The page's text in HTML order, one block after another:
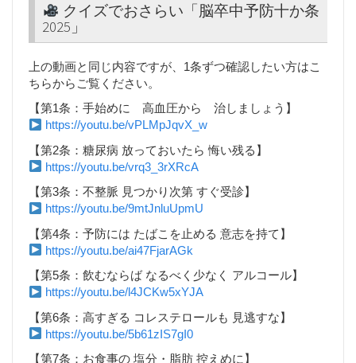
クイズでおさらい「脳卒中予防十か条
2025」
上の動画と同じ内容ですが、1条ずつ確認したい方はこ
ちらからご覧ください。
【第1条：手始めに 高血圧から 治しましょう】
https://youtu.be/vPLMpJqvX_w
【第2条：糖尿病 放っておいたら 悔い残る】
https://youtu.be/vrq3_3rXRcA
【第3条：不整脈 見つかり次第 すぐ受診】
https://youtu.be/9mtJnluUpmU
【第4条：予防には たばこを止める 意志を持て】
https://youtu.be/ai47FjarAGk
【第5条：飲むならば なるべく少なく アルコール】
https://youtu.be/l4JCKw5xYJA
【第6条：高すぎる コレステロールも 見逃すな】
https://youtu.be/5b61zIS7gI0
【第7条：お食事の 塩分・脂肪 控えめに】